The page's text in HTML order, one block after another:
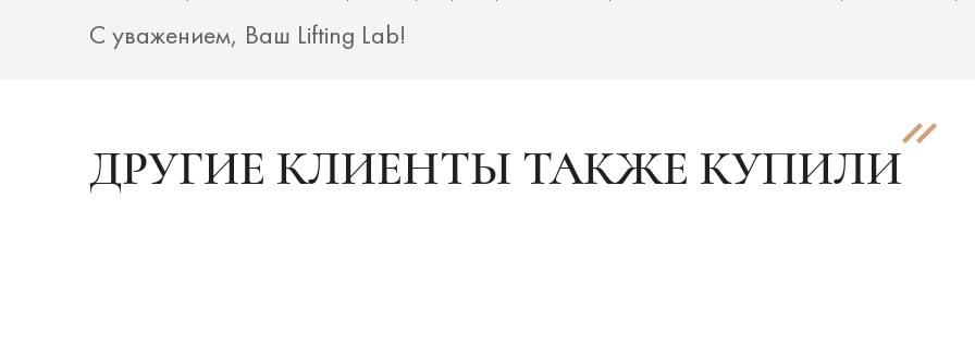
С уважением, Ваш Lifting Lab!
ДРУГИЕ КЛИЕНТЫ ТАКЖЕ КУПИЛИ